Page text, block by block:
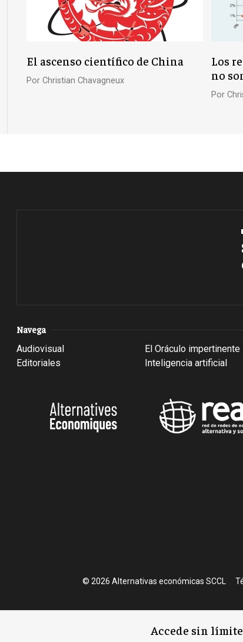
El ascenso científico de China
Por Christian Chavagneux
Los
no
Por
Accede sin
Navega
Audiovisual
Editoriales
El Oráculo impertinente
Inteligencia artificial
© 2026 Alternativas económicas SCCL